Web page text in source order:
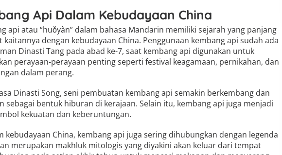
Api Dalam Kebudayaan China
api atau “huǒyàn” dalam bahasa Mandarin memiliki sejarah yang panjang
kaitannya dengan kebudayaan China. Penggunaan kembang api sudah ada
Dinasti Tang pada abad ke-7, saat kembang api digunakan untuk
perayaan-perayaan penting seperti festival keagamaan, pernikahan, dan
dalam perang.
Dinasti Song, seni pembuatan kembang api semakin berkembang dan
sebagai bentuk hiburan di kerajaan. Selain itu, kembang api juga menjadi
kekuatan dan keberuntungan.
kebudayaan China, kembang api juga sering dihubungkan dengan legenda
merupakan makhluk mitologis yang diyakini akan keluar dari tempat